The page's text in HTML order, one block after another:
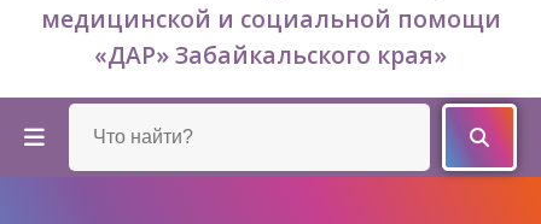
медицинской и социальной помощи
«ДАР» Забайкальского края»